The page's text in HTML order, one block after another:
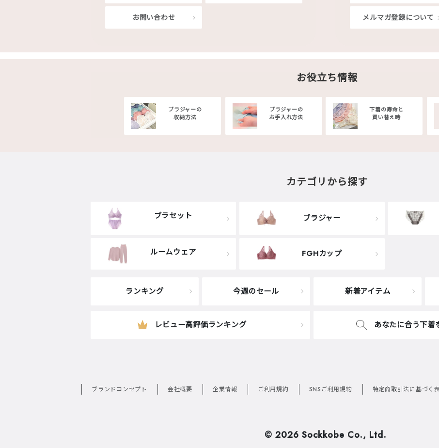
お問い合わせ メルマガ登録について
お役立ち情報
ブラジャーの
収納方法
ブラジャーの
お手入れ方法
下着の寿命と
買い替え時
カテゴリから探す
ブラセット ブラジャー
ルームウェア FGHカップ
ランキング 今週のセール 新着アイテム
レビュー高評価ランキング あなたに合う下着
ブランドコンセプト 会社概要 企業情報 ご利用規約 SNSご利用規約 特定商取引法に基づく
© 2026 Sockkobe Co., Ltd.